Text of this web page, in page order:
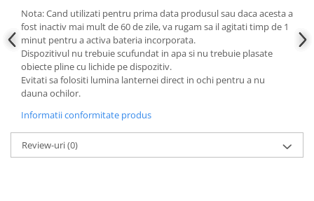
Nota: Cand utilizati pentru prima data produsul sau daca acesta a
fost inactiv mai mult de 60 de zile, va rugam sa il agitati timp de 1
minut pentru a activa bateria incorporata.
Dispozitivul nu trebuie scufundat in apa si nu trebuie plasate
obiecte pline cu lichide pe dispozitiv.
Evitati sa folositi lumina lanternei direct in ochi pentru a nu
dauna ochilor.
Informatii conformitate produs
Review-uri(0)